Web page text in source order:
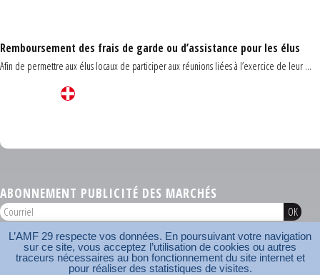
Remboursement des frais de garde ou d’assistance pour les élus
Afin de permettre aux élus locaux de participer aux réunions liées à l’exercice de leur ...
ABONNEMENT PUBLICITÉ DES MARCHÉS
AMF 29 © 2026
Plan du site Nos coordonnées Mentions légales
Contact
L’AMF 29 respecte vos données. En poursuivant votre navigation
sur ce site, vous acceptez l’utilisation de cookies ou autres
traceurs nécessaires au bon fonctionnement du site internet et
pour réaliser des statistiques de visites.